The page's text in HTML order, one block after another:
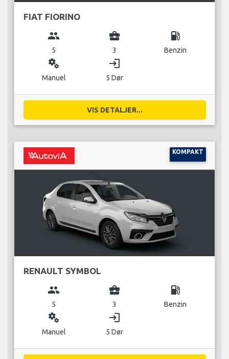
FIAT FIORINO
group
5
business_center
3
local_gas_station
Benzin
miscellaneous_services
Manuel
login
5 Dør
VIS DETALJER...
KOMPAKT
RENAULT SYMBOL
group
5
business_center
3
local_gas_station
Benzin
miscellaneous_services
Manuel
login
5 Dør